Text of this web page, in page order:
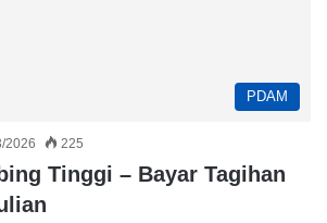
PDAM
2026 225
Tinggi – Bayar Tagihan